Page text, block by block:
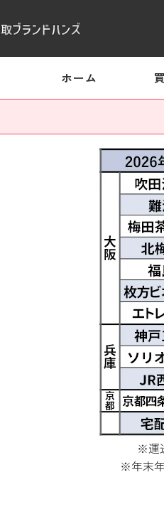
ホーム
※運
※年末